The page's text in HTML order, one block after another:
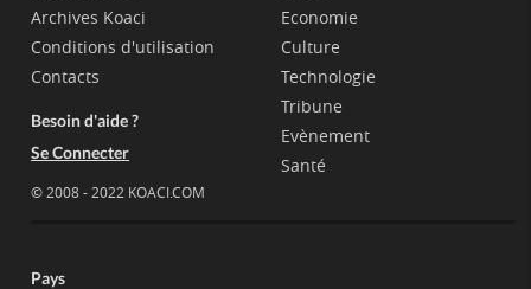
Archives Koaci
Conditions d'utilisation
Contacts
Besoin d'aide ?
Se Connecter
© 2008 - 2022 KOACI.COM
Economie
Culture
Technologie
Tribune
Evènement
Santé
Pays